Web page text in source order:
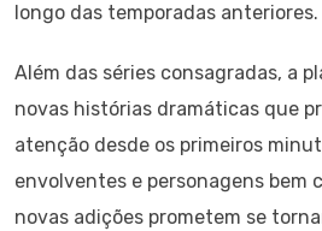
longo das temporadas anteriores.
Além das séries consagradas, a
novas histórias dramáticas que
atenção desde os primeiros
envolventes e personagens bem
novas adições prometem se